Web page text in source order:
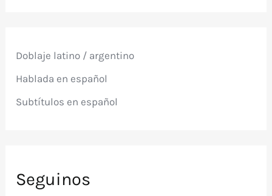
o
:
Doblaje latino / argentino
Hablada en español
Subtítulos en español
Seguinos